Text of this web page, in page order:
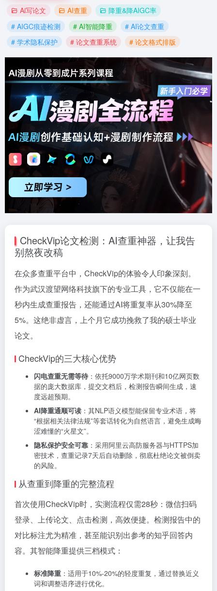
Ai写论文 AI查重
降重&降AIGC率
# AIGC痕迹检测
# AI智能降重
# AI论文查重
# 学术隐私保护
# 论文查重系统 # 论文格式排版
CheckVip论文检测：AI查重神器，让我告
别熬夜改稿
在众多查重平台中，CheckVip的体验令人印象深刻。
作为武汉渡望网络科技旗下的专业工具，它不仅能在一
秒内生成查重报告，还能通过AI将重复率从30%降至
5%。这绝非虚言，上个月它成功挽救了我的硕士毕业
论文。
CheckVip的三大核心优势
闪电查重无需等待 ：依托9000万学术期刊和10亿网页数
据的庞大数据库，提交文档后，检测报告瞬间生成，速
度远超预期。
AI降重通顺可读 ：其NLP语义模型能保留专业术语，将
“根据相关法律法规”等套话转化为自然语言，避免生成晦
涩难懂的“火星文”。
隐私保护安全可靠 ：采用阿里云高防服务器与HTTPS加
密技术，查重记录7天后自动删除，彻底杜绝论文被倒卖
的风险。
从查重到降重的完整流程
首次使用CheckVip时，实测流程仅需28秒：微信扫码
登录、上传论文、点击检测，高效便捷。检测报告中的
对比标注尤为精准，甚至能识别出参考的知乎回答内
容。其智能降重提供三档模式：
标准降重 ：适用于10%-20%的轻度重复，通过替换近义
词和调整语序进行优化。